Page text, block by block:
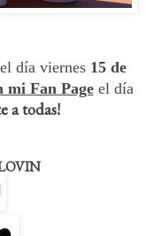
día viernes 15 de
mi Fan Page el día
a todas!